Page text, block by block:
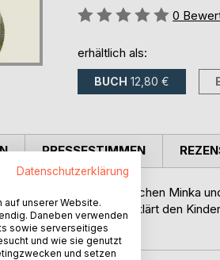
Bewertung::
0
erhältlich als:
BUCH 12,80 €
Müllauto, rettet Elli Kätzchen Minka
ein Feuer und erklärt den
PRESSESTIMMEN
Datenschutzerklärung
unserer Website.
Daneben verwenden
sowie serverseitiges
und wie sie genutzt
und setzen